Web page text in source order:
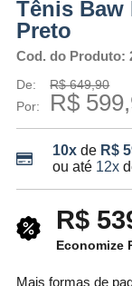
Tênis Baw
Preto
Cod. do Produto:
De:
R$ 649,90
Por:
R$
10xde R$
ou até 12x
R$
Economize
Mais formas de